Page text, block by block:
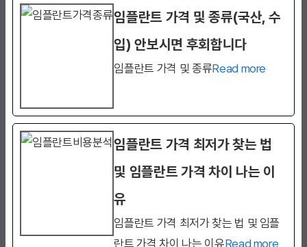
임플란트 가격 및 종류(국산, 수
입) 안보시면 후회합니다
임플란트 가격 및 종류Read more
임플란트 가격 최저가 찾는 법
및 임플란트 가격 차이 나는 이
유
임플란트 가격 최저가 찾는 법 및 임플
란트 가격 차이 나는 이유Read more